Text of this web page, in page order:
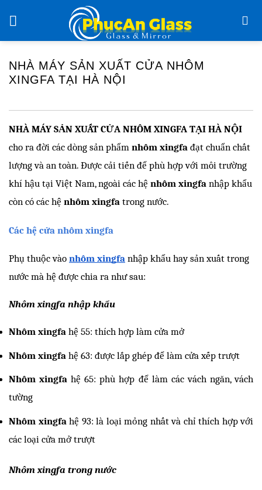
NHÀ MÁY SẢN XUẤT CỬA NHÔM
XINGFA TẠI HÀ NỘI
NHÀ MÁY SẢN XUẤT CỬA NHÔM XINGFA TẠI HÀ NỘI
cho ra đời các dòng sản phẩm nhôm xingfa đạt chuẩn chất
lượng và an toàn. Được cải tiến để phù hợp với môi trường
khí hậu tại Việt Nam, ngoài các hệ nhôm xingfa nhập khẩu
còn có các hệ nhôm xingfa trong nước.
Các hệ cửa nhôm xingfa
Phụ thuộc vào nhôm xingfa nhập khẩu hay sản xuất trong
nước mà hệ được chia ra như sau:
Nhôm xingfa nhập khẩu
Nhôm xingfa hệ 55: thích hợp làm cửa mở
Nhôm xingfa hệ 63: được lắp ghép để làm cửa xếp trượt
Nhôm xingfa hệ 65: phù hợp để làm các vách ngăn, vách
tường
Nhôm xingfa hệ 93: là loại mỏng nhất và chỉ thích hợp với
các loại cửa mở trượt
Nhôm xingfa trong nước